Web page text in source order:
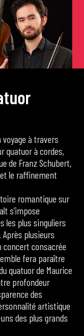
demi
tuor
voyage à travers
quatuor à cordes,
de Franz Schubert,
le raffinement
romantique sur
s’impose
les plus singuliers
plusieurs
concert consacrée
fera paraître
quatuor de Maurice
profondeur
des
artistique
des plus grands